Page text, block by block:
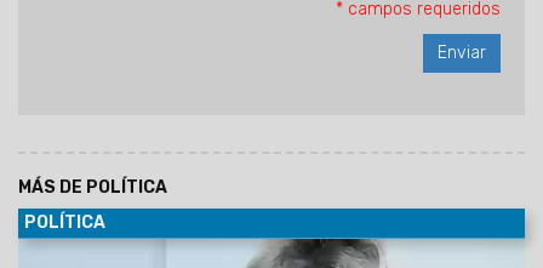
* campos requeridos
MÁS DE POLÍTICA
POLÍTICA
En medio de la crisis económica que golpea a